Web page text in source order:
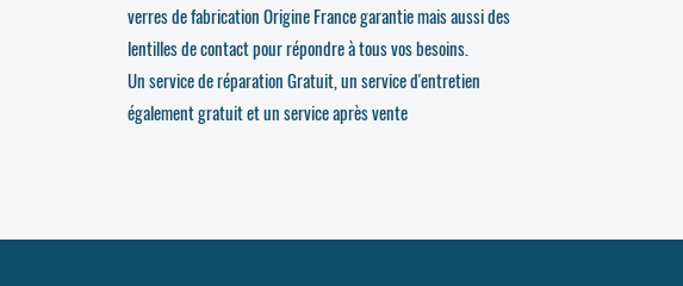
verres de fabrication Origine France garantie mais aussi des
lentilles de contact pour répondre à tous vos besoins.
Un service de réparation Gratuit, un service d'entretien
également gratuit et un service après vente